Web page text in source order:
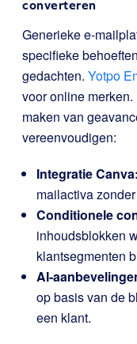
converteren
Generieke e-
specifieke
gedachten. Yotpo
voor online
maken van
vereenvoudigen:
Integratie Canva:
mailactiva
Conditionele
inhoudsblokken
klantsegmenten
AI-
op basis van de
een klant.